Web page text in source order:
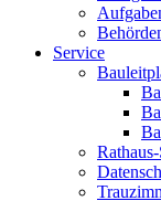
Service